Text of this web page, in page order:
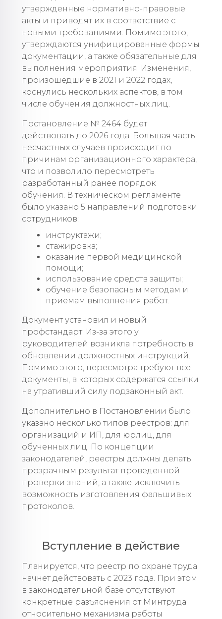
утвержденные нормативно-правовые
акты и приводят их в соответствие с
новыми требованиями. Помимо этого,
утверждаются унифицированные формы
документации, а также обязательные для
выполнения мероприятия. Изменения,
произошедшие в 2021 и 2022 годах,
коснулись нескольких аспектов, в том
числе обучения должностных лиц.
Постановление № 2464 будет
действовать до 2026 года. Большая часть
несчастных случаев происходит по
причинам организационного характера,
что и позволило пересмотреть
разработанный ранее порядок
обучения. В техническом регламенте
было указано 5 направлений подготовки
сотрудников:
инструктажи;
стажировка;
оказание первой медицинской
помощи;
использование средств защиты;
обучение безопасным методам и
приемам выполнения работ.
Документ установил и новый
профстандарт. Из-за этого у
руководителей возникла потребность в
обновлении должностных инструкций.
Помимо этого, пересмотра требуют все
документы, в которых содержатся ссылки
на утративший силу подзаконный акт.
Дополнительно в Постановлении было
указано несколько типов реестров: для
организаций и ИП, для юрлиц, для
обученных лиц. По концепции
законодателей, реестры должны делать
прозрачным результат проведенной
проверки знаний, а также исключить
возможность изготовления фальшивых
протоколов.
Вступление в действие
Планируется, что реестр по охране труда
начнет действовать с 2023 года. При этом
в законодательной базе отсутствуют
конкретные разъяснения от Минтруда
относительно механизма работы